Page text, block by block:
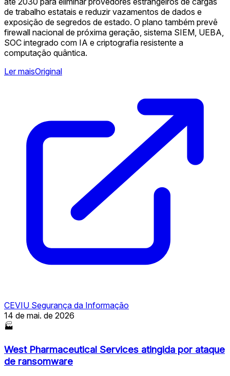
de trabalho estatais e reduzir vazamentos de dados e
exposição de segredos de estado. O plano também prevê
firewall nacional de próxima geração, sistema SIEM, UEBA,
SOC integrado com IA e criptografia resistente a
computação quântica.
Ler maisOriginal
CEVIU Segurança da Informação
14 de mai. de 2026
🏭
West Pharmaceutical Services atingida por ataque
de ransomware